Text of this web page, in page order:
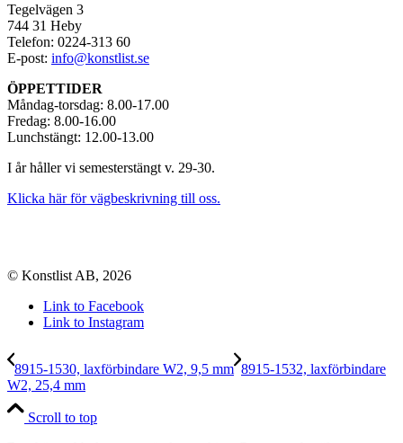
Tegelvägen 3
744 31 Heby
Telefon: 0224-313 60
E-post: info@konstlist.se
ÖPPETTIDER
Måndag-torsdag: 8.00-17.00
Fredag: 8.00-16.00
Lunchstängt: 12.00-13.00
I år håller vi semesterstängt v. 29-30.
Klicka här för vägbeskrivning till oss.
© Konstlist AB, 2026
Link to Facebook
Link to Instagram
8915-1530, laxförbindare W2, 9,5 mm 8915-1532, laxförbindare
W2, 25,4 mm
Scroll to top